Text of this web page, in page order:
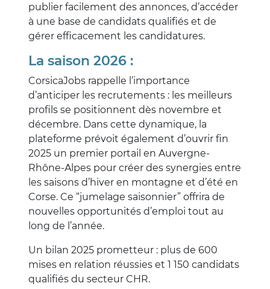
publier facilement des annonces, d’accéder
à une base de candidats qualifiés et de
gérer efficacement les candidatures.
La saison 2026 :
CorsicaJobs rappelle l’importance
d’anticiper les recrutements : les meilleurs
profils se positionnent dès novembre et
décembre. Dans cette dynamique, la
plateforme prévoit également d’ouvrir fin
2025 un premier portail en Auvergne-
Rhône-Alpes pour créer des synergies entre
les saisons d’hiver en montagne et d’été en
Corse. Ce “jumelage saisonnier” offrira de
nouvelles opportunités d’emploi tout au
long de l’année.
Un bilan 2025 prometteur : plus de 600
mises en relation réussies et 1 150 candidats
qualifiés du secteur CHR.